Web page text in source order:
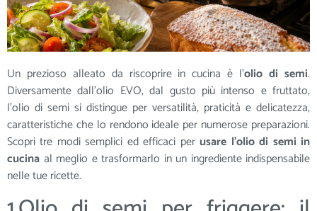
Un prezioso alleato da riscoprire in cucina è l’olio di semi.
Diversamente dall’olio EVO, dal gusto più intenso e fruttato,
l’olio di semi si distingue per versatilità, praticità e delicatezza,
caratteristiche che lo rendono ideale per numerose preparazioni.
Scopri tre modi semplici ed efficaci perusare l’olio di semi in
cucina al meglio e trasformarlo in un ingrediente indispensabile
nelle tue ricette.